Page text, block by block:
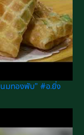
นมทองพับ" #อ.ยิ่ง